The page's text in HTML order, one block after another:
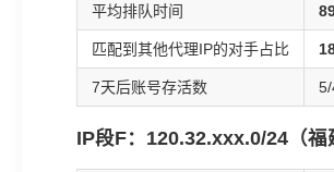
平均排队时间
匹配到其他代理IP的对手占比
7天后账号存活数 5/
IP段F：120.32.xxx.0/24（福